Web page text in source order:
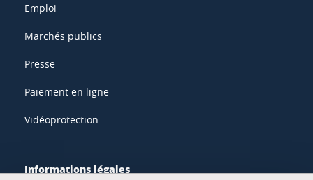
Emploi
Marchés publics
Presse
Paiement en ligne
Vidéoprotection
Informations légales